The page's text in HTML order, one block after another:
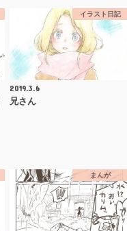
イラスト日記
2019.3.6
兄さん
まんが